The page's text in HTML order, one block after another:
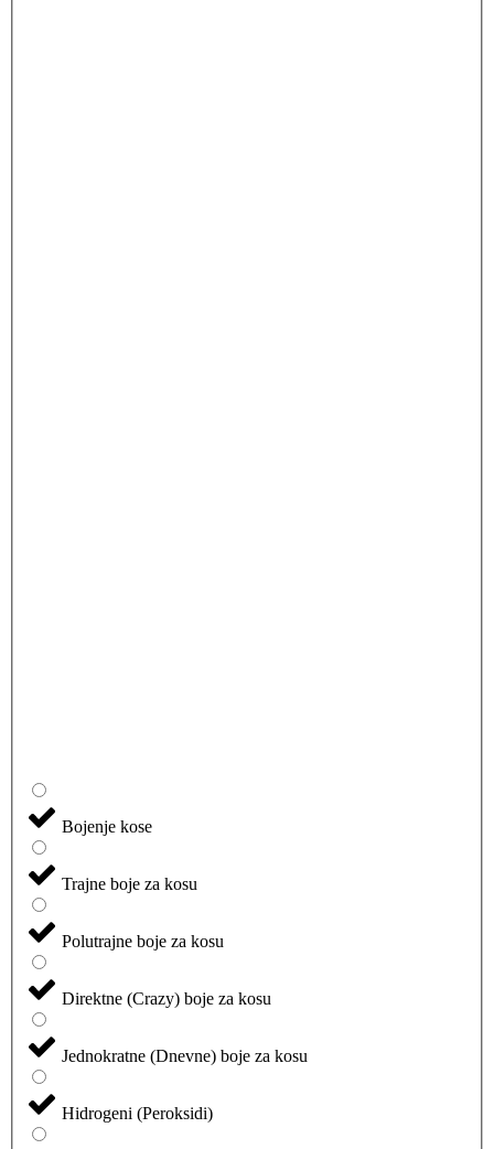
Bojenje kose
Trajne boje za kosu
Polutrajne boje za kosu
Direktne (Crazy) boje za kosu
Jednokratne (Dnevne) boje za kosu
Hidrogeni (Peroksidi)